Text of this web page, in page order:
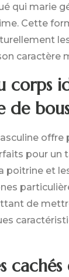
qui marie
Cette
caractère
corps
de
offre
pour un
poitrine et
de